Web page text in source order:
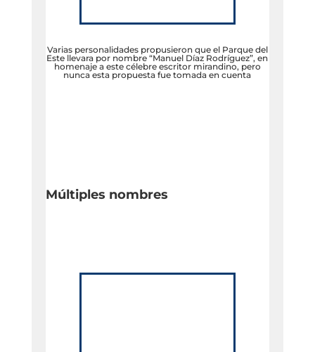
Varias personalidades propusieron que el Parque del
Este llevara por nombre “Manuel Díaz Rodríguez”, en
homenaje a este célebre escritor mirandino, pero
nunca esta propuesta fue tomada en cuenta
Múltiples nombres